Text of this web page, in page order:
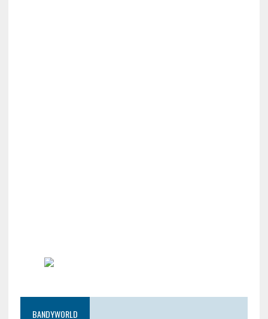
BANDYWORLD